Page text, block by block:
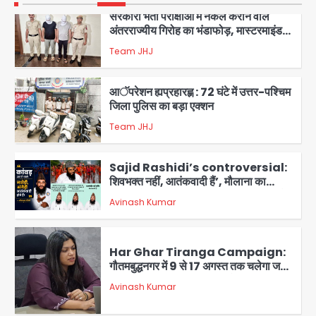
3
4
आॅपरेशन ह्यप्रहारह्ण : 72 घंटे में उत्तर-पश्चिम
जिला पुलिस का बड़ा एक्शन
Team JHJ
5
Sajid Rashidi’s controversial:
शिवभक्त नहीं, आतंकवादी हैं’, मौलाना का
कांवड़ियों पर विवादित बयान, BJP विधायक ने
कराई FIR, NSA की मांग
1
Har Ghar Tiranga Campaign:
गौतमबुद्धनगर में 9 से 17 अगस्त तक चलेगा जन-
जागरूकता महाअभियान, डीएम ने की समीक्षा
एंटी-बर्गलरी सेल की बड़ी कामयाबी, चोरी के
माल की खरीद-फरोख्त करने वाले गिरोह का
Team JHJ